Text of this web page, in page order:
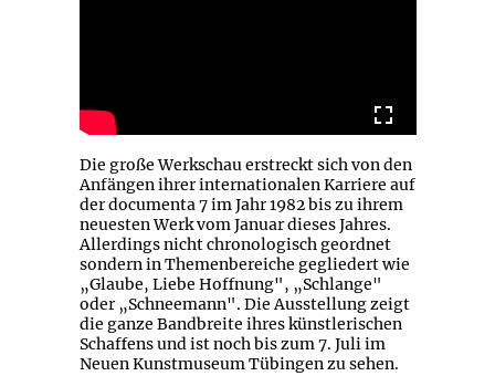
Die große Werkschau erstreckt sich von den
Anfängen ihrer internationalen Karriere auf
der documenta 7 im Jahr 1982 bis zu ihrem
neuesten Werk vom Januar dieses Jahres.
Allerdings nicht chronologisch geordnet
sondern in Themenbereiche gegliedert wie
„Glaube, Liebe Hoffnung", „Schlange"
oder „Schneemann". Die Ausstellung zeigt
die ganze Bandbreite ihres künstlerischen
Schaffens und ist noch bis zum 7. Juli im
Neuen Kunstmuseum Tübingen zu sehen.